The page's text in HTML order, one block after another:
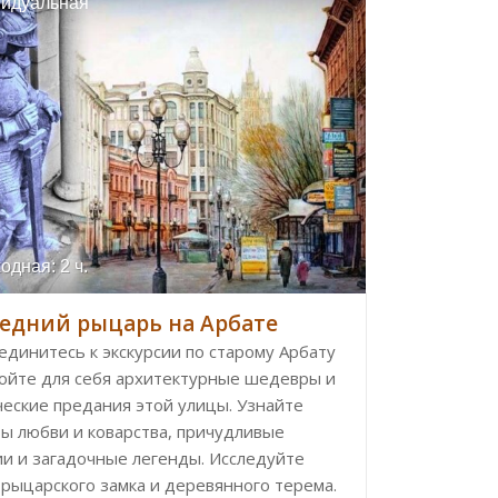
2 ч.
рыцарь на Арбате
к экскурсии по старому Арбату
для себя архитектурные шедевры и
предания этой улицы. Узнайте
любви и коварства, причудливые
и загадочные легенды. Исследуйте
замка и деревянного терема.